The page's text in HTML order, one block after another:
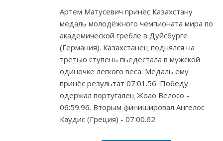
Артем Матусевич принёс Казахстану
медаль молодёжного чемпионата мира по
академической гребле в Дуйсбурге
(Германия). Казахстанец поднялся на
третью ступень пьедестала в мужской
одиночке легкого веса. Медаль ему
принёс результат 07:01.56. Победу
одержал португалец Жоао Велосо -
06:59.96. Вторым финишировал Ангелос
Каудис (Греция) - 07:00.62.